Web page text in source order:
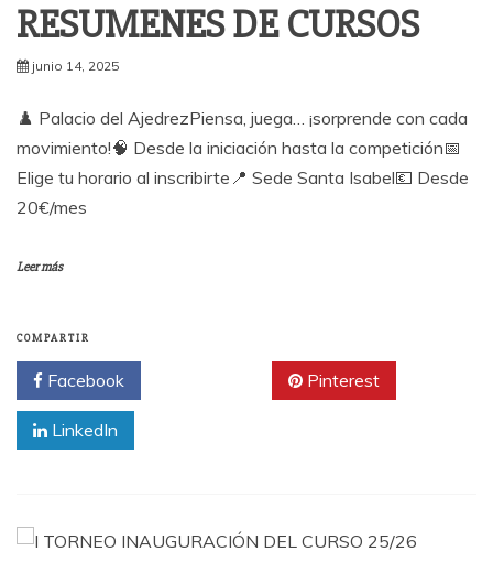
RESUMENES DE CURSOS
junio 14, 2025
♟️ Palacio del AjedrezPiensa, juega… ¡sorprende con cada
movimiento!🧠 Desde la iniciación hasta la competición📅
Elige tu horario al inscribirte📍 Sede Santa Isabel💶 Desde
20€/mes
Leer más
COMPARTIR
Facebook Pinterest
LinkedIn